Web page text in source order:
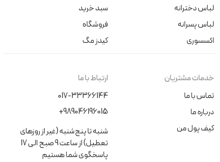
لباس دخترانه
لباس پسرانه
اکسسوری
سبد خرید
فروشگاه
کیدز مگ
خدمات مشتریان
تماس با ما
درباره ما
کیف پول من
ارتباط با ما
017-33366144
+989046196015
شنبه تا پنج‌شنبه (غیر از روزهای
تعطیل) از ساعت 9 صبح الی 17
پاسخگوی شما هستیم